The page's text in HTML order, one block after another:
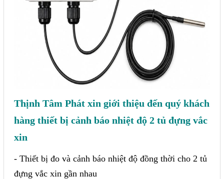
Thịnh Tâm Phát xin giới thiệu đến quý khách
hàng thiết bị cảnh báo nhiệt độ 2 tủ đựng vắc
xin
- Thiết bị đo và cảnh báo nhiệt độ đồng thời cho 2 tủ
đựng vắc xin gần nhau
Sửa chữa bộ nguồn
Sửa motor - Quấn motor
Sửa Cân Điện Tử
Lập trình PLC
Lập trình màn hình HMI
Lập trình hệ thống Scada
Lập trình hệ thống Servo
Crack password PLC
Lấy Chương Trình HMI